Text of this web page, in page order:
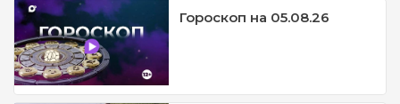
Гороскоп на 05.08.26